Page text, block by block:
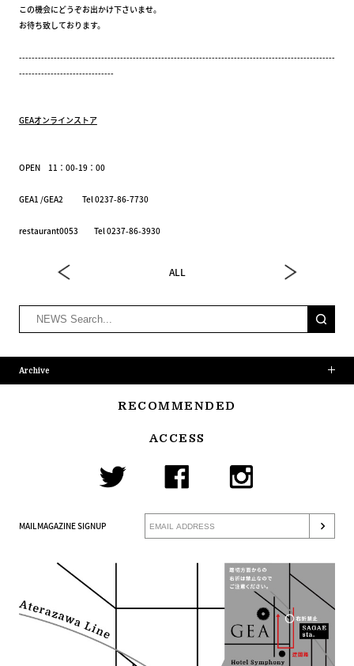
この機会にどうぞお出かけ下さいませ。
お待ち致しております。
----------------------------------------------------------------------------------------------------
------------------------------
GEAオンラインストア
OPEN 11：00-19：00
GEA1 /GEA2 Tel 0237-86-7730
restaurant0053 Tel 0237-86-3930
ALL
Archive
RECOMMENDED
ACCESS
MAILMAGAZINE SIGNUP